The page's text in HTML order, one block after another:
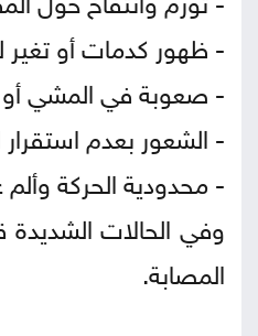
- ظهور كدمات أو تغير
- صعوبة في المشي أو
- الشعور بعدم
- محدودية الحركة
وفي الحالات
المصابة.